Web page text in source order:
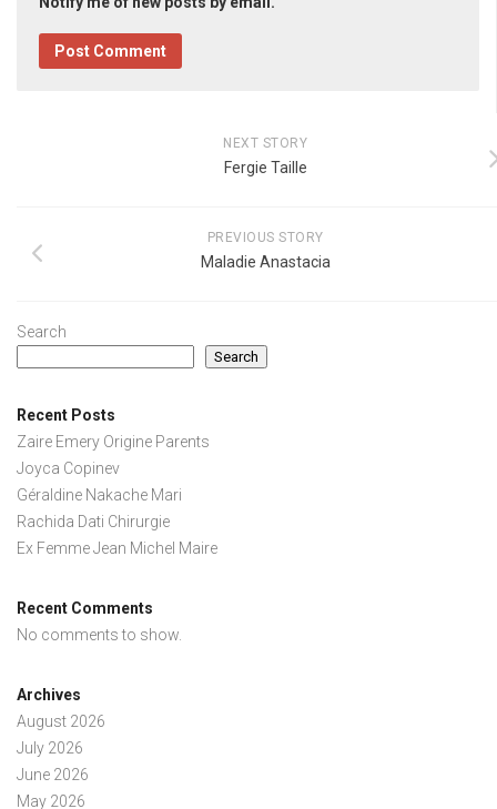
NEXT STORY
Fergie Taille
PREVIOUS STORY
Maladie Anastacia
Search
Search
Recent Posts
Zaire Emery Origine Parents
Joyca Copinev
Géraldine Nakache Mari
Rachida Dati Chirurgie
Ex Femme Jean Michel Maire
Recent Comments
No comments to show.
Archives
August 2026
July 2026
June 2026
May 2026